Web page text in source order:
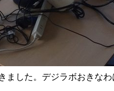
した。デジラボおきな